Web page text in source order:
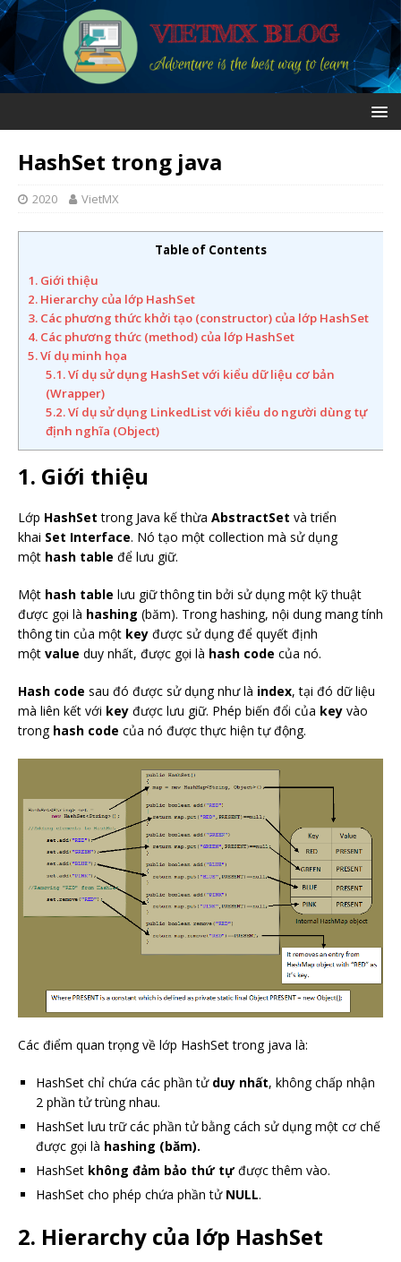
HashSet trong java
2020 VietMX
Table of Contents
1. Giới thiệu
2. Hierarchy của lớp HashSet
3. Các phương thức khởi tạo (constructor) của lớp HashSet
4. Các phương thức (method) của lớp HashSet
5. Ví dụ minh họa
5.1. Ví dụ sử dụng HashSet với kiểu dữ liệu cơ bản
(Wrapper)
5.2. Ví dụ sử dụng LinkedList với kiểu do người dùng tự
định nghĩa (Object)
1. Giới thiệu
Lớp HashSet trong Java kế thừa AbstractSet và triển
khai Set Interface. Nó tạo một collection mà sử dụng
một hash table để lưu giữ.
Một hash table lưu giữ thông tin bởi sử dụng một kỹ thuật
được gọi là hashing (băm). Trong hashing, nội dung mang tính
thông tin của một key được sử dụng để quyết định
một value duy nhất, được gọi là hash code của nó.
Hash code sau đó được sử dụng như là index, tại đó dữ liệu
mà liên kết với key được lưu giữ. Phép biến đổi của key vào
trong hash code của nó được thực hiện tự động.
Các điểm quan trọng về lớp HashSet trong java là:
HashSet chỉ chứa các phần tử duy nhất, không chấp nhận
2 phần tử trùng nhau.
HashSet lưu trữ các phần tử bằng cách sử dụng một cơ chế
được gọi là hashing (băm).
HashSet không đảm bảo thứ tựđược thêm vào.
HashSet cho phép chứa phần tử NULL.
2. Hierarchy của lớp HashSet